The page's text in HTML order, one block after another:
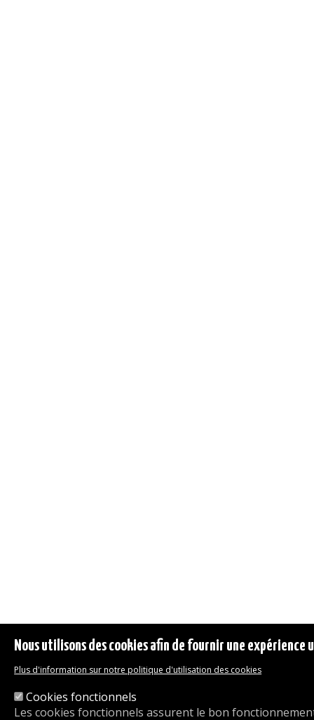
Nous utilisons des cookies afin de fournir une
Plus d'information sur notre politique d'utilisation des cookies
Cookies fonctionnels
Les cookies fonctionnels assurent le bon